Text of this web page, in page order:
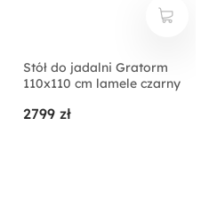
Stół do jadalni Gratorm
110x110 cm lamele czarny
2799 zł